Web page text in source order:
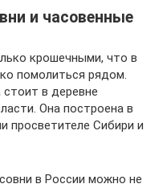
и часовенные
крошечными, что в
помолиться рядом.
стоит в деревне
Она построена в
просветителе Сибири и
в России можно не